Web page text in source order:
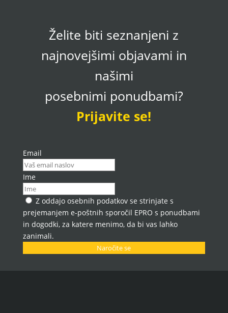
Želite biti seznanjeni z
najnovejšimi objavami in
našimi
posebnimi ponudbami?
Prijavite se!
Email
Ime
Z oddajo osebnih podatkov se strinjate s
prejemanjem e-poštnih sporočil EPRO s ponudbami
in dogodki, za katere menimo, da bi vas lahko
zanimali.
Naročite se